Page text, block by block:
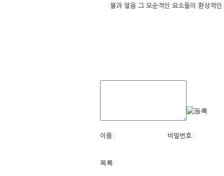
불과 얼음 그 모순적인 요소들의 환상적
이름 : 비밀번호 :
목록